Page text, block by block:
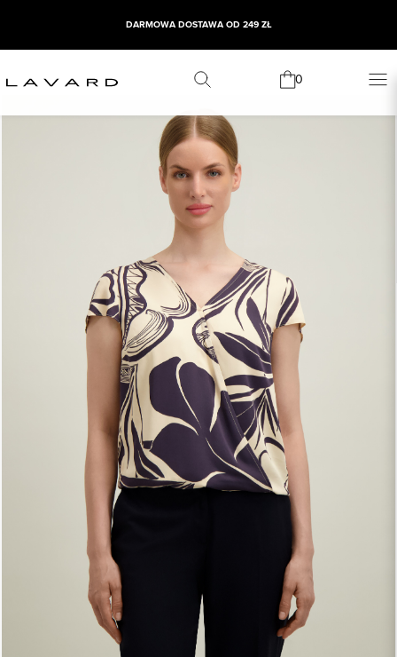
DARMOWA DOSTAWA OD 249 ZŁ
0